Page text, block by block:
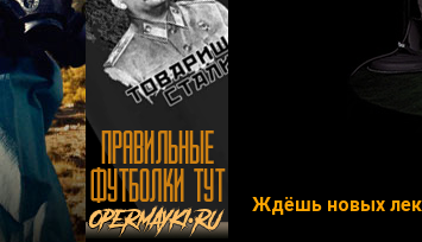
Ждёшь новых